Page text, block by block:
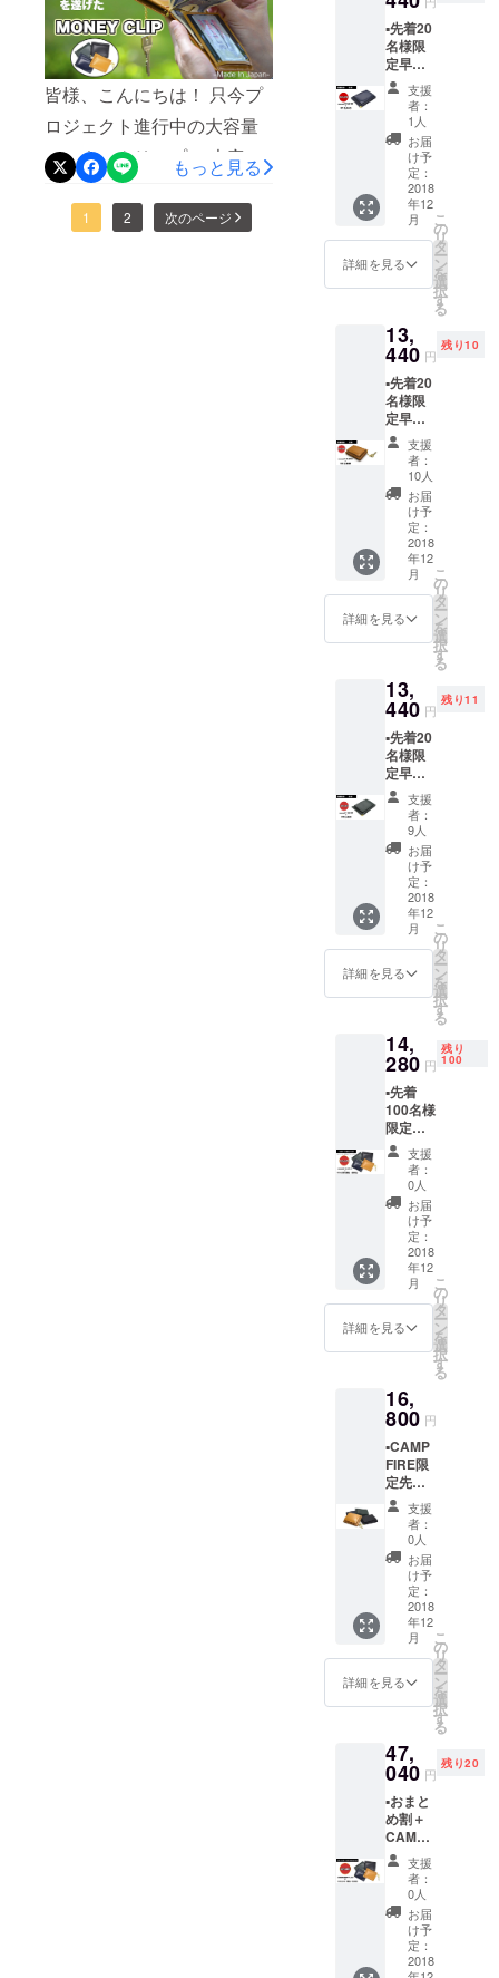
必要がありません。 クリス
マスプレゼントとしても大
変オススメです。 皆様、ご
支援のほど 宜しくお願い致
します R/E SIDE
皆様、こんにちは！ 只今プ
ロジェクト進行中の大容量
のマネークリップ。 大容量
の収納力でとっても使いや
すいです↓ https://camp-
もっと見る
1 2 次のページ
12月中
のお届
け予定
▪️先着20
名様限
定早割 ▪️
通常販
売価格
¥16,800
の
20％OF
F価格
▪️【G-
Clip】
ネイ
ビー本
体1個＝
¥13,440
（税
料込）
▪️2018年
12月中
のお届
け予定
支援
者：
1人
お届
け予
定：
2018
年12
月
詳細を見る
こ
の
リ
タ
ー
ン
を
選
択
す
る
13,
440 円
残り10
▪️先着20
名様限
定早割 ▪️
通常販
売価格
¥16,800
の
20％OF
F価格
▪️【G-
Clip】
キャメ
ル本体1
個＝
¥13,440
（税
料込）
▪️2018年
12月中
のお届
け予定
支援
者：
10人
お届
け予
定：
2018
年12
月
詳細を見る
こ
の
リ
タ
ー
ン
を
選
択
す
る
13,
440 円
残り11
▪️先着20
名様限
定早割 ▪️
通常販
売価格
¥16,800
の
20％OF
F価格
▪️【G-
Clip】
グリー
ン本体1
個＝
¥13,440
（税
料込）
▪️2018年
12月中
のお届
け予定
支援
者：
9人
お届
け予
定：
2018
年12
月
詳細を見る
こ
の
リ
タ
ー
ン
を
選
択
す
る
14,
280 円
残り
100
▪️先着
100名様
限定早
割 ▪️通常
販売価
¥16,800
15％OF
F価格 ▪️
クリス
マス梱
包付き
（クリ
スマス
梱包ご
方は、
備考欄
に”クリ
スマス
梱包”と
ご記入
下さ
い）
▪️【G-
Clip】
本体1個
¥14,280
（税
込・送
料込）
▪️2018年
カラー
を選択
して下
さい
（ブ
ラッ
ク・ネ
ビー・
キャメ
ル・グ
リー
ン）
支援
者：
0人
お届
け予
定：
2018
年12
月
詳細を見る
こ
の
リ
タ
ー
ン
を
選
択
す
る
16,
800 円
▪️CAMP
FIRE限
定先行
販売 ▪️
クリス
マス梱
包オプ
ション
付き
（クリ
スマス
梱包ご
希望の
方は、
備考欄
に”クリ
梱包”と
ご記入
下さ
い）
▪️【G-
Clip】
本体1個
¥16,800
（税
込・送
料込）
▪️2018年
支援
者：
0人
お届
け予
定：
2018
年12
月
詳細を見る
こ
の
リ
タ
ー
ン
を
選
択
す
る
47,
040 円
残り20
▪️おまと
め割＋
CAMPF
IRE限定
早割 ▪️通
常販売
価格
¥67,200
30％OF
支援
者：
0人
お届
け予
定：
2018